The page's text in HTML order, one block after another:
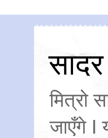
मित्रो
जाएँगे I